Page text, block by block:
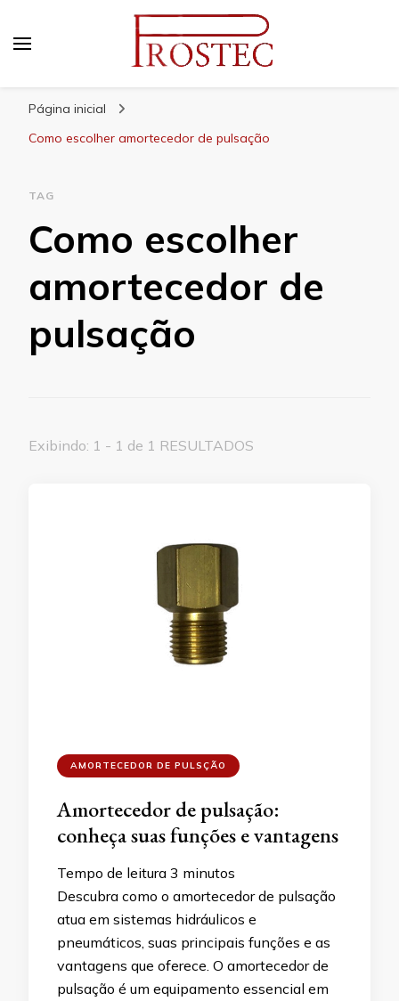
Página inicial
Como escolher amortecedor de pulsação
TAG
Como escolher
amortecedor de
pulsação
Exibindo: 1 - 1 de 1 RESULTADOS
AMORTECEDOR DE PULSÇÃO
Amortecedor de pulsação:
conheça suas funções e vantagens
Tempo de leitura 3 minutos
Descubra como o amortecedor de pulsação
atua em sistemas hidráulicos e
pneumáticos, suas principais funções e as
vantagens que oferece. O amortecedor de
pulsação é um equipamento essencial em